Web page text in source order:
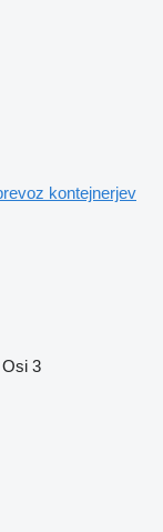
kontejnerjev
Osi 3